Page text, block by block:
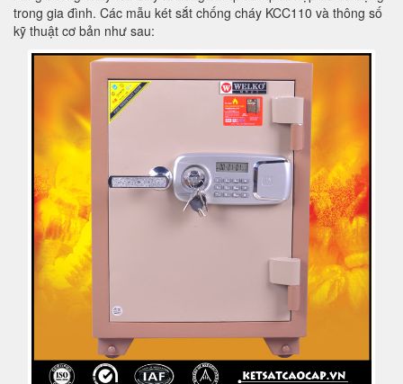
trong gia đình. Các mẫu két sắt chống cháy KCC110 và thông số
kỹ thuật cơ bản như sau: